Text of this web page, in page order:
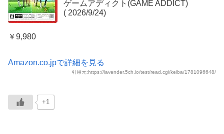
ゲームアディクト(GAME ADDICT)
(‎ 2026/9/24)
￥9,980
Amazon.co.jpで詳細を見る
引用元:https://lavender.5ch.io/test/read.cgi/keiba/1781096648/
+1